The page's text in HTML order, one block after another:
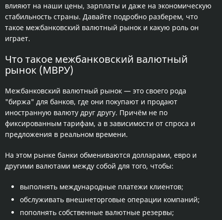
влияют на наши цены, зарплаты и даже на экономическую
стабильность страны. Давайте подробно разберем, что
такое межбанковский валютный рынок и какую роль он
играет.
Что такое межбанковский валютный
рынок (МВРУ)
Межбанковский валютный рынок — это своего рода
"биржа" для банков, где они покупают и продают
иностранную валюту друг другу. Причём не по
фиксированным тарифам, а в зависимости от спроса и
предложения в реальном времени.
На этом рынке банки обмениваются долларами, евро и
другими валютами между собой для того, чтобы:
выполнять международные платежи клиентов;
обслуживать внешнеторговые операции компаний;
пополнять собственные валютные резервы;